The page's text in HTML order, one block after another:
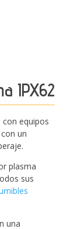
IPX62
con equipos
un
plasma
sus
una